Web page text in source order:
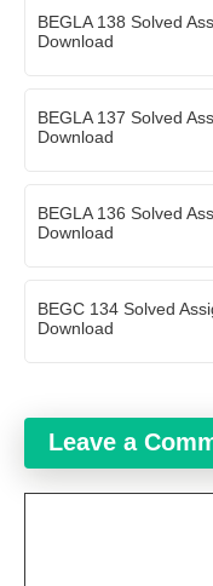
BEGLA 138 Solved
Download
BEGLA 137 Solved
Download
BEGLA 136 Solved
Download
BEGC 134 Solved
Download
Leave a